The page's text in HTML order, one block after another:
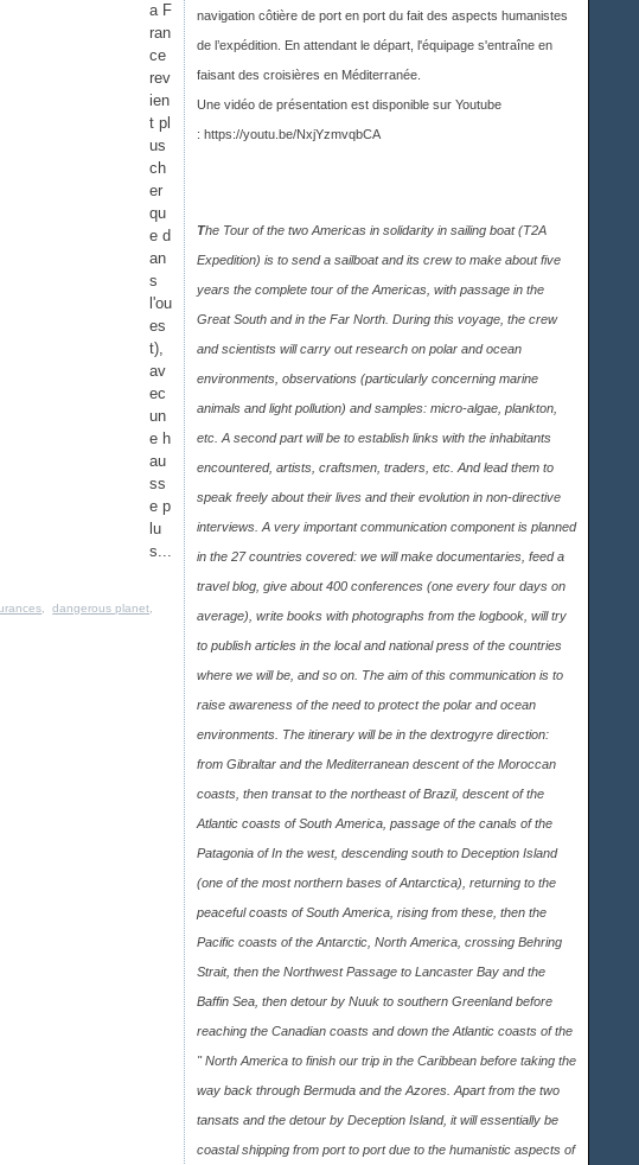
a F
ran
ce
rev
ien
t pl
us
ch
er
qu
e d
an
s
l'ou
es
t),
av
ec
un
e h
au
ss
e p
lu
s...
,dangerous planet
navigation côtière de port en port du fait des aspects humanistes
de l’expédition. En attendant le départ, l'équipage s'entraîne en
faisant des croisières en Méditerranée.
Une vidéo de présentation est disponible sur Youtube
: https://youtu.be/NxjYzmvqbCA
The Tour of the two Americas in solidarity in sailing boat (T2A
Expedition) is to send a sailboat and its crew to make about five
years the complete tour of the Americas, with passage in the
Great South and in the Far North. During this voyage, the crew
and scientists will carry out research on polar and ocean
environments, observations (particularly concerning marine
animals and light pollution) and samples: micro-algae, plankton,
etc. A second part will be to establish links with the inhabitants
encountered, artists, craftsmen, traders, etc. And lead them to
speak freely about their lives and their evolution in non-directive
interviews. A very important communication component is planned
in the 27 countries covered: we will make documentaries, feed a
travel blog, give about 400 conferences (one every four days on
average), write books with photographs from the logbook, will try
to publish articles in the local and national press of the countries
where we will be, and so on. The aim of this communication is to
raise awareness of the need to protect the polar and ocean
environments. The itinerary will be in the dextrogyre direction:
from Gibraltar and the Mediterranean descent of the Moroccan
coasts, then transat to the northeast of Brazil, descent of the
Atlantic coasts of South America, passage of the canals of the
Patagonia of In the west, descending south to Deception Island
(one of the most northern bases of Antarctica), returning to the
peaceful coasts of South America, rising from these, then the
Pacific coasts of the Antarctic, North America, crossing Behring
Strait, then the Northwest Passage to Lancaster Bay and the
Baffin Sea, then detour by Nuuk to southern Greenland before
reaching the Canadian coasts and down the Atlantic coasts of the
" North America to finish our trip in the Caribbean before taking the
way back through Bermuda and the Azores. Apart from the two
tansats and the detour by Deception Island, it will essentially be
coastal shipping from port to port due to the humanistic aspects of